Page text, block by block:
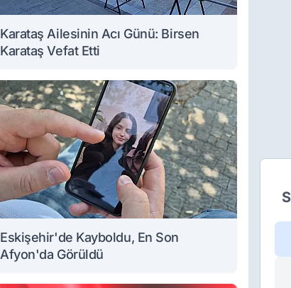
Karataş Ailesinin Acı Günü: Birsen
Karataş Vefat Etti
Eskişehir'de Kayboldu, En Son
Afyon'da Görüldü